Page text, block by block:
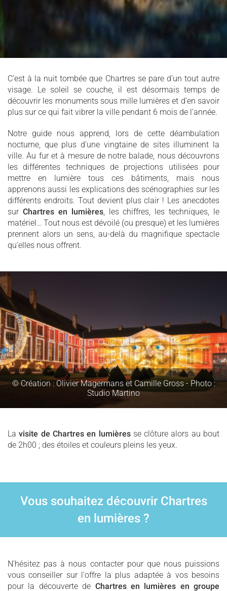
C’est à la nuit tombée que Chartres se pare d’un tout autre
visage. Le soleil se couche, il est désormais temps de
découvrir les monuments sous mille lumières et d’en savoir
plus sur ce qui fait vibrer la ville pendant 6 mois de l’année.
Notre guide nous apprend, lors de cette déambulation
nocturne, que plus d’une vingtaine de sites illuminent la
ville. Au fur et à mesure de notre balade, nous découvrons
les différentes techniques de projections utilisées pour
mettre en lumière tous ces bâtiments, mais nous
apprenons aussi les explications des scénographies sur les
différents endroits. Tout devient plus clair ! Les anecdotes
sur Chartres en lumières, les chiffres, les techniques, le
matériel… Tout nous est dévoilé (ou presque) et les lumières
prennent alors un sens, au-delà du magnifique spectacle
qu’elles nous offrent.
© Création : Olivier Magermans et Camille Gross - Photo :
Studio Martino
Lavisite de Chartres en lumières se clôture alors au bout
de 2h00 ; des étoiles et couleurs pleins les yeux.
Vous souhaitez découvrir Chartres
en lumières ?
N'hésitez pas à nous contacter pour que nous puissions
vous conseiller sur l'offre la plus adaptée à vos besoins
pour la découverte de Chartres en lumières en groupe